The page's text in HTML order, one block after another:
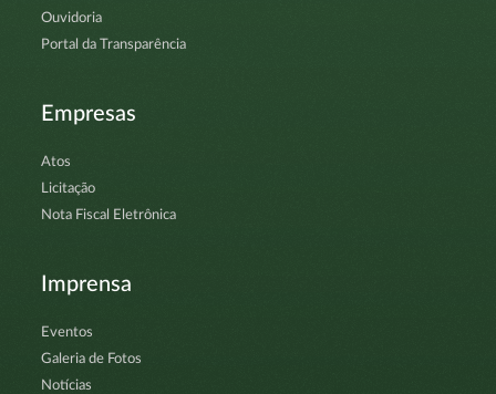
Ouvidoria
Portal da Transparência
Empresas
Atos
Licitação
Nota Fiscal Eletrônica
Imprensa
Eventos
Galeria de Fotos
Notícias